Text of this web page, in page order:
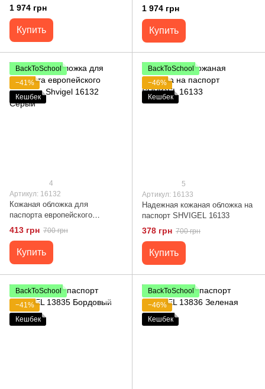
(90578) Черная
1 974 грн
Купить
(90579) Красная
1 974 грн
Купить
BackToSchool
−41%
Кешбек
4
Артикул: 16132
Кожаная обложка для
паспорта европейского
качества Shvigel 16132 Серый
413 грн 700 грн
Купить
BackToSchool
−46%
Кешбек
5
Артикул: 16133
Надежная кожаная обложка на
паспорт SHVIGEL 16133
378 грн 700 грн
Купить
BackToSchool
−41%
Кешбек
BackToSchool
−46%
Кешбек